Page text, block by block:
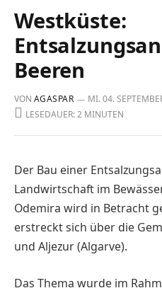
Westküste:
Beeren
VON AGASPAR
MI. 04.
LESEDAUER: 2 MINUTEN
Der Bau einer
Landwirtschaft im
Odemira wird in Betracht
erstreckt sich über die
und Aljezur (Algarve).
Das Thema wurde im